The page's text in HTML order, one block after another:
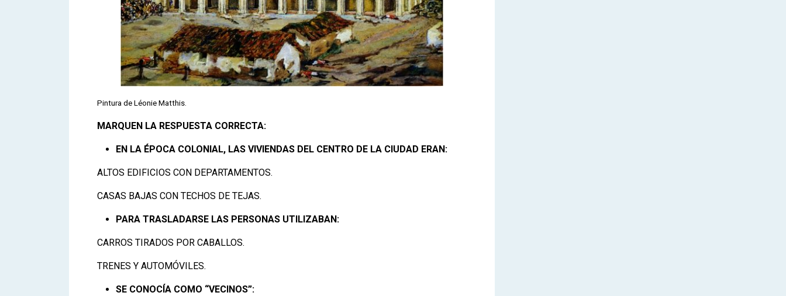
Pintura de Léonie Matthis.
MARQUEN LA RESPUESTA CORRECTA:
EN LA ÉPOCA COLONIAL, LAS VIVIENDAS DEL CENTRO DE LA CIUDAD ERAN:
ALTOS EDIFICIOS CON DEPARTAMENTOS.
CASAS BAJAS CON TECHOS DE TEJAS.
PARA TRASLADARSE LAS PERSONAS UTILIZABAN:
CARROS TIRADOS POR CABALLOS.
TRENES Y AUTOMÓVILES.
SE CONOCÍA COMO “VECINOS”: